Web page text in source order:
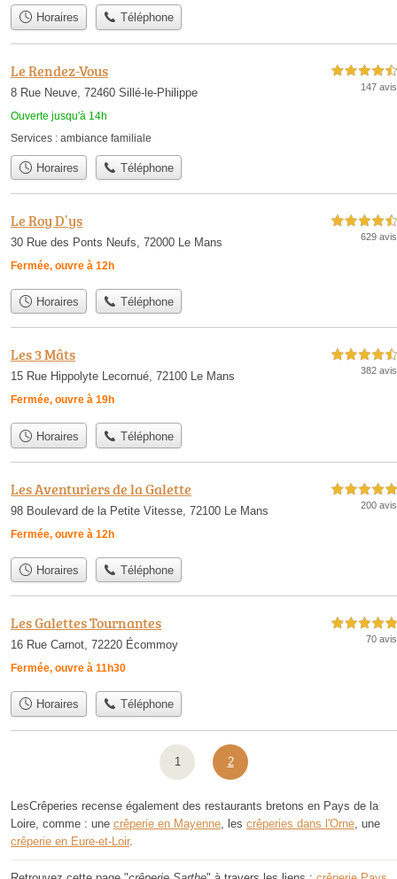
Horaires Téléphone
Le Rendez-Vous
8 Rue Neuve, 72460 Sillé-le-Philippe
Ouverte jusqu'à 14h
4,5 étoiles sur 5
147 avis
Services : ambiance familiale
Horaires Téléphone
Le Roy D’ys
30 Rue des Ponts Neufs, 72000 Le Mans
Fermée, ouvre à 12h
4,5 étoiles sur 5
629 avis
Horaires Téléphone
Les 3 Mâts
15 Rue Hippolyte Lecornué, 72100 Le Mans
Fermée, ouvre à 19h
4,5 étoiles sur 5
382 avis
Horaires Téléphone
Les Aventuriers de la Galette
98 Boulevard de la Petite Vitesse, 72100 Le Mans
Fermée, ouvre à 12h
5,0 étoiles sur 5
200 avis
Horaires Téléphone
Les Galettes Tournantes
16 Rue Carnot, 72220 Écommoy
Fermée, ouvre à 11h30
5,0 étoiles sur 5
70 avis
Horaires Téléphone
1 2
LesCrêperies recense également des restaurants bretons en Pays de la
Loire, comme : une crêperie en Mayenne , les crêperies dans l'Orne , une
crêperie en Eure-et-Loir.